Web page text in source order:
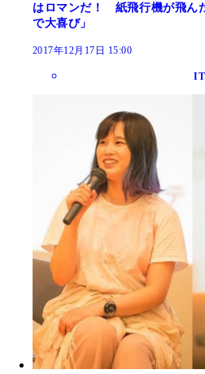
はロマンだ！ 紙飛行機が飛ん
で大喜び」
2017年12月17日 15:00
IT